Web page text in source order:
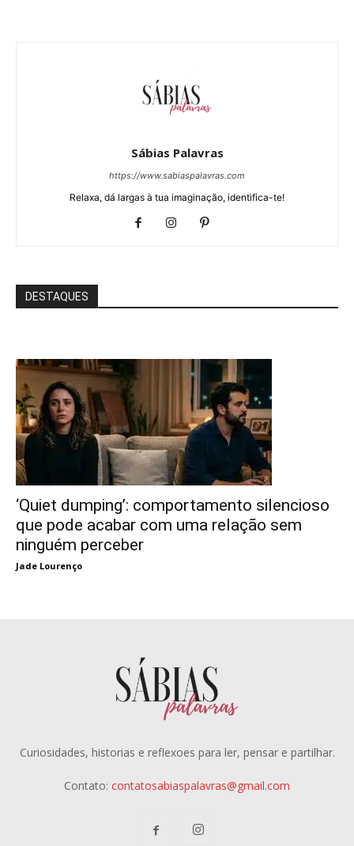
Sábias Palavras
https://www.sabiaspalavras.com
Relaxa, dá largas à tua imaginação, identifica-te!
DESTAQUES
‘Quiet dumping’: comportamento silencioso
que pode acabar com uma relação sem
ninguém perceber
Jade Lourenço
Curiosidades, historias e reflexoes para ler, pensar e partilhar.
Contato: contatosabiaspalavras@gmail.com